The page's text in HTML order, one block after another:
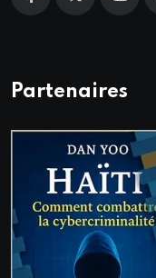
Partenaires